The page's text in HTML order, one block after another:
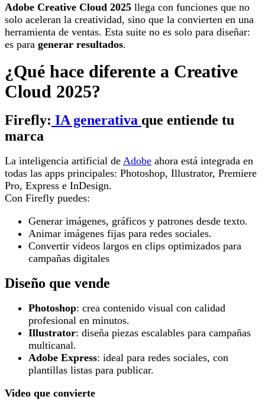
Adobe Creative Cloud 2025 llega con funciones que no
solo aceleran la creatividad, sino que la convierten en una
herramienta de ventas. Esta suite no es solo para diseñar:
es para generar resultados.
¿Qué hace diferente a Creative
Cloud 2025?
Firefly: IA generativa que entiende tu
marca
La inteligencia artificial de Adobe ahora está integrada en
todas las apps principales: Photoshop, Illustrator, Premiere
Pro, Express e InDesign.
Con Firefly puedes:
Generar imágenes, gráficos y patrones desde texto.
Animar imágenes fijas para redes sociales.
Convertir videos largos en clips optimizados para
campañas digitales
Diseño que vende
Photoshop: crea contenido visual con calidad
profesional en minutos.
Illustrator: diseña piezas escalables para campañas
multicanal.
Adobe Express: ideal para redes sociales, con
plantillas listas para publicar.
Video que convierte